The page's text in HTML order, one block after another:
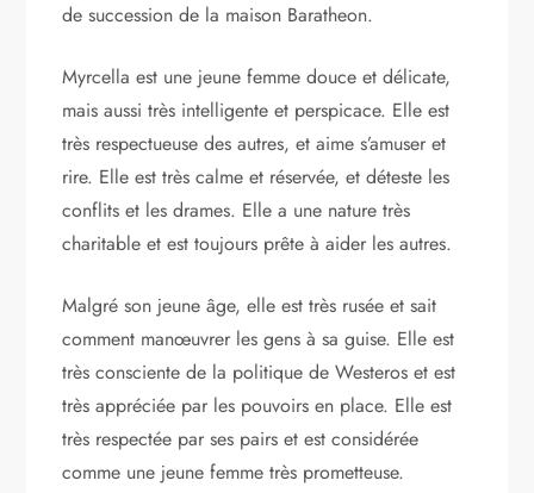
de succession de la maison Baratheon.
Myrcella est une jeune femme douce et délicate,
mais aussi très intelligente et perspicace. Elle est
très respectueuse des autres, et aime s’amuser et
rire. Elle est très calme et réservée, et déteste les
conflits et les drames. Elle a une nature très
charitable et est toujours prête à aider les autres.
Malgré son jeune âge, elle est très rusée et sait
comment manœuvrer les gens à sa guise. Elle est
très consciente de la politique de Westeros et est
très appréciée par les pouvoirs en place. Elle est
très respectée par ses pairs et est considérée
comme une jeune femme très prometteuse.